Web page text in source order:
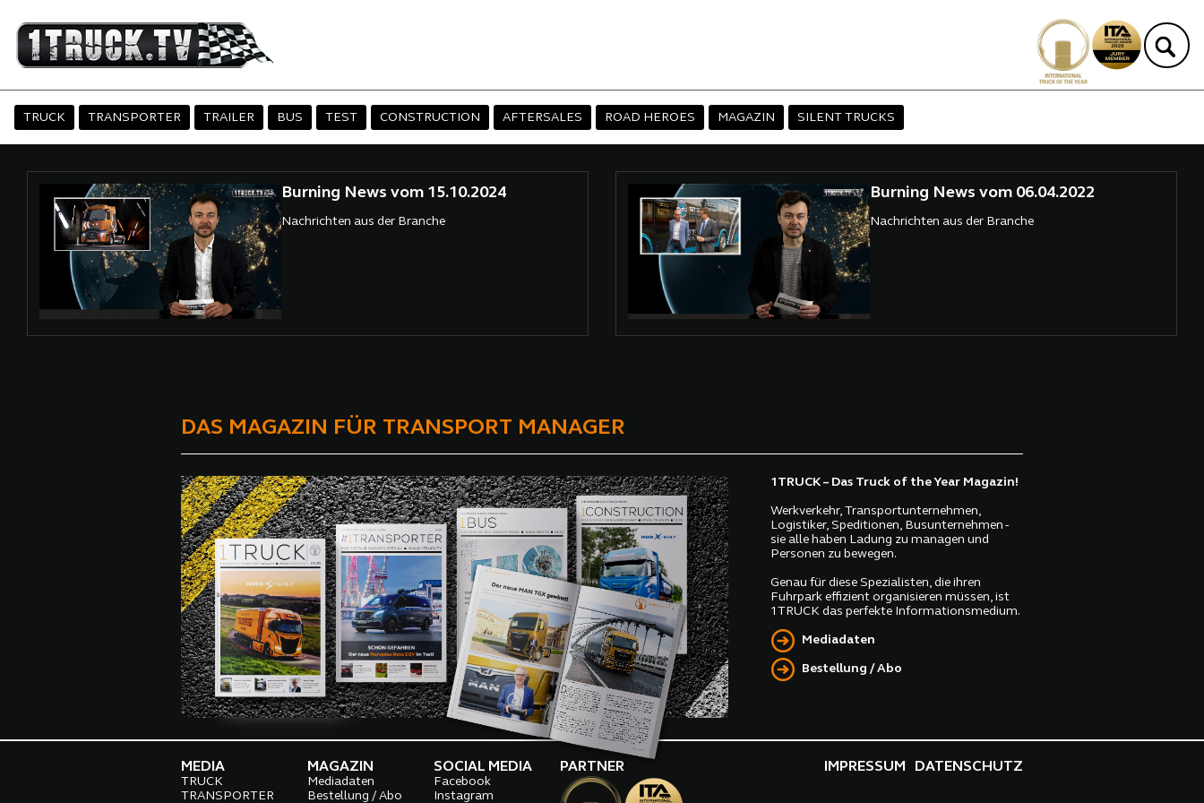
TRUCK TRANSPORTER TRAILER BUS TEST CONSTRUCTION AFTERSALES ROAD HEROES MAGAZIN SILENT TRUCKS
Burning News vom 15.10.2024
Nachrichten aus der Branche
Burning News vom 06.04.2022
Nachrichten aus der Branche
DAS MAGAZIN FÜR TRANSPORT MANAGER
1TRUCK – Das Truck of the Year Magazin!
Werkverkehr, Transportunternehmen,
Logistiker, Speditionen, Busunternehmen -
sie alle haben Ladung zu managen und
Personen zu bewegen.
Genau für diese Spezialisten, die ihren
Fuhrpark effizient organisieren müssen, ist
1TRUCK das perfekte Informationsmedium.
Mediadaten
Bestellung / Abo
MEDIA
TRUCK
TRANSPORTER
MAGAZIN
Mediadaten
Bestellung / Abo
SOCIAL MEDIA
Facebook
Instagram
PARTNER DATENSCHUTZ
IMPRESSUM